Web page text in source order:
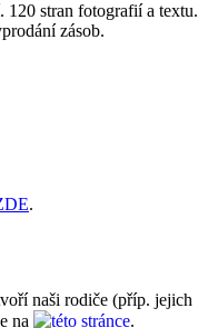
120 stran fotografií a textu.
zásob.
.
naši rodiče (příp. jejich
na
této stránce.